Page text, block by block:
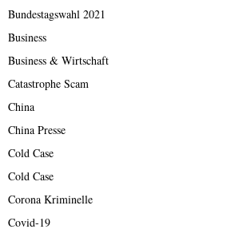
Bundestagswahl 2021
Business
Business & Wirtschaft
Catastrophe Scam
China
China Presse
Cold Case
Cold Case
Corona Kriminelle
Covid-19